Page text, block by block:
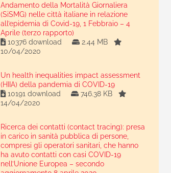
Andamento della Mortalità Giornaliera
(SiSMG) nelle città italiane in relazione
all’epidemia di Covid-19, 1 Febbraio – 4
Aprile (terzo rapporto)
10376 download
2.44 MB
10/04/2020
Un health inequalities impact assessment
(HIIA) della pandemia di COVID-19
10191 download
746.38 KB
14/04/2020
Ricerca dei contatti (contact tracing): presa
in carico in sanità pubblica di persone,
compresi gli operatori sanitari, che hanno
ha avuto contatti con casi COVID-19
nell’Unione Europea – secondo